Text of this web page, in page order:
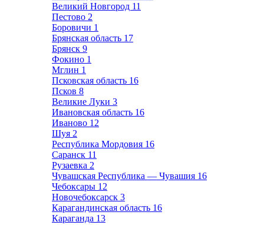
Великий Новгород 11
Пестово 2
Боровичи 1
Брянская область 17
Брянск 9
Фокино 1
Мглин 1
Псковская область 16
Псков 8
Великие Луки 3
Ивановская область 16
Иваново 12
Шуя 2
Республика Мордовия 16
Саранск 11
Рузаевка 2
Чувашская Республика — Чувашия 16
Чебоксары 12
Новочебоксарск 3
Карагандинская область 16
Караганда 13